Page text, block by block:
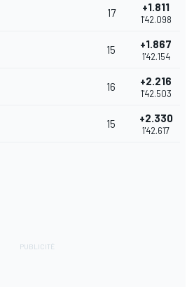
17 +1.811
1'42.098
15 +1.867
1'42.154
16 +2.216
1'42.503
15 +2.330
1'42.617